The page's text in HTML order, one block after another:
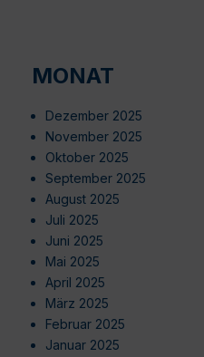
MONAT
Dezember 2025
November 2025
Oktober 2025
September 2025
August 2025
Juli 2025
Juni 2025
Mai 2025
April 2025
März 2025
Februar 2025
Januar 2025